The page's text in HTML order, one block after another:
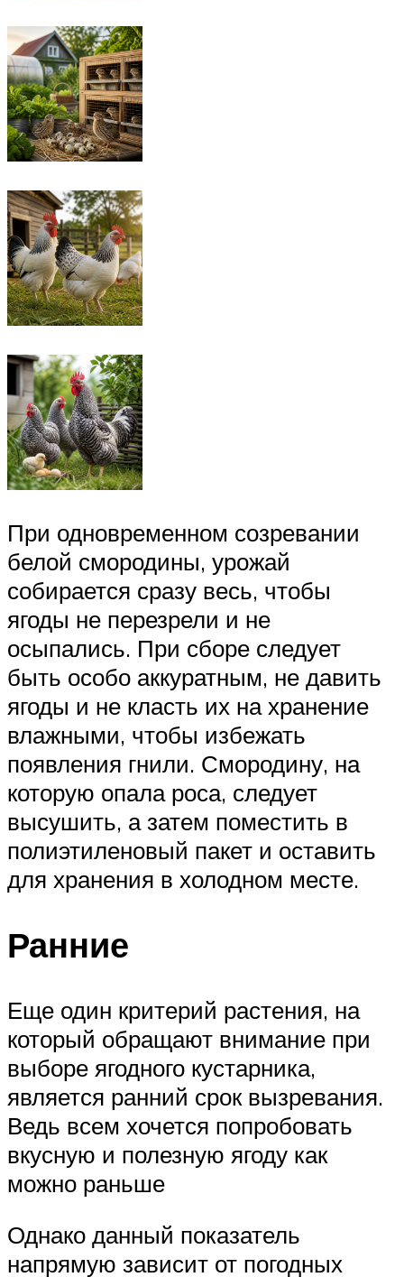
При одновременном созревании
белой смородины, урожай
собирается сразу весь, чтобы
ягоды не перезрели и не
осыпались. При сборе следует
быть особо аккуратным, не давить
ягоды и не класть их на хранение
влажными, чтобы избежать
появления гнили. Смородину, на
которую опала роса, следует
высушить, а затем поместить в
полиэтиленовый пакет и оставить
для хранения в холодном месте.
Ранние
Еще один критерий растения, на
который обращают внимание при
выборе ягодного кустарника,
является ранний срок вызревания.
Ведь всем хочется попробовать
вкусную и полезную ягоду как
можно раньше
Однако данный показатель
напрямую зависит от погодных